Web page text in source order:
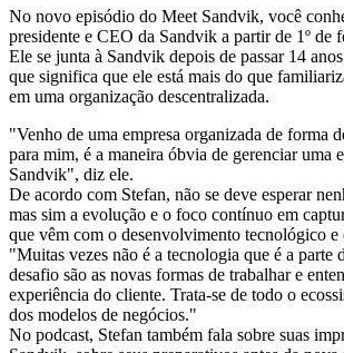
No novo episódio do Meet Sandvik, você
presidente e CEO da Sandvik a partir de 1º de
Ele se junta à Sandvik depois de passar 14
que significa que ele está mais do que
em uma organização descentralizada.
"Venho de uma empresa organizada de forma
para mim, é a maneira óbvia de gerenciar uma
Sandvik", diz ele.
De acordo com Stefan, não se deve esperar
mas sim a evolução e o foco contínuo em
que vêm com o desenvolvimento tecnológico e
"Muitas vezes não é a tecnologia que é a parte
desafio são as novas formas de trabalhar e
experiência do cliente. Trata-se de todo o
dos modelos de negócios."
No podcast, Stefan também fala sobre suas